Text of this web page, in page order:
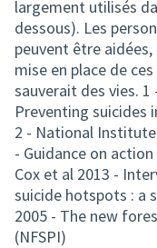
largement utilisés
dessous). Les
peuvent être
mise en place de
sauverait des vies.
Preventing suicides
2 - National
- Guidance on
Cox et al 2013 -
suicide hotspots : a
2005 - The new
(NFSPI)